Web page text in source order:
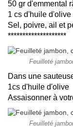
50 gr d'emmental
1 cs d'huile d'olive
Sel, poivre, ail et
********************
Feuilleté
Dans une
1cs d'huile d'olive
Assaisonner à
Feuilleté